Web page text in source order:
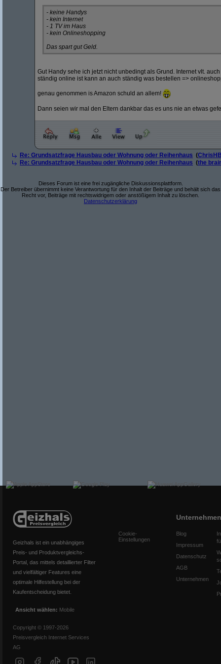
- keine Handys
- kein Internet
- 1 TV im Haus
- kein Onlineshopping
Das spart gut Geld.
Gut Handy sehe ich jetzt nicht unbedingt als Grund. Internet vlt.
ständig online ist kann an auch ständig was bestellen =>
genau genommen is Amazon schuld an allem!
Dann seien wir mal den Eltern dankbar das es uns nie an etwas
Re: Grundsatzfrage Hausbau oder Wohnung oder Reihenhaus (
Re: Grundsatzfrage Hausbau oder Wohnung oder Reihenhaus (the
Dieses Forum ist eine frei zugängliche Diskussionsplattform.
Der Betreiber übernimmt keine Verantwortung für den Inhalt der Beiträge und behält sich das
Recht vor, Beiträge mit rechtswidrigem oder anstößigem Inhalt zu löschen.
Datenschutzerklärung
Geizhals ist ein unabhängiges
Preis- und Produktvergleichs-
Portal, das mittels detaillierter Filter
und vielfältiger Features eine
optimale Hilfestellung bei der
Kaufentscheidung bietet.
Ansicht wählen: Mobile
Copyright © 1997-2026
Preisvergleich Internet Services
AG
Cookie-
Einstellungen
Unternehmen
Blog
Impressum
Datenschutz
AGB
Unternehmen